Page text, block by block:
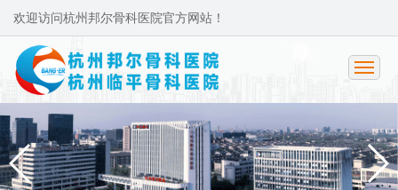
欢迎访问杭州邦尔骨科医院官方网站！